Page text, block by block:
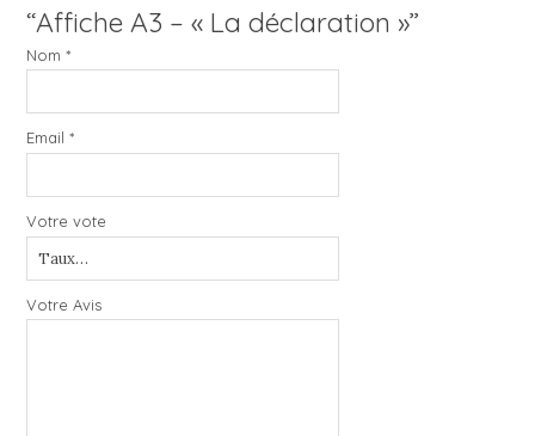
“Affiche A3 – « La déclaration »”
Nom*
Email*
Votre vote
Votre Avis